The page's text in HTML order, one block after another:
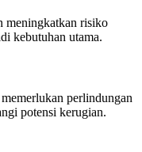
meningkatkan risiko
kebutuhan utama.
perlindungan
potensi kerugian.